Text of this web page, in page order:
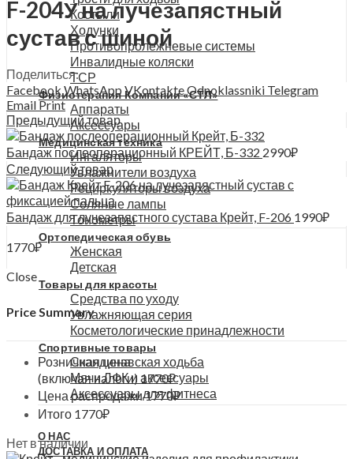
Костыли
Ходунки
Противопролежневые системы
Инвалидные коляски
ТСР
Физиотерапия Компании «СТЛ»
Аппараты
Аксессуары
Медицинская техника
Ингаляторы
Увлажнители воздуха
Рециркуляторы воздуха
Соляные лампы
Тонометры
Ортопедическая обувь
Женская
Детская
Товары для красоты
Средства по уходу
Увлажняющая серия
Косметологические принадлежности
Спортивные товары
Скандинавская ходьба
Мячи ЛФК и аксессуары
Аксессуары для фитнеса
О НАС
ДОСТАВКА И ОПЛАТА
F-204У на лучезапястный
сустав с шиной
Поделиться:
Facebook WhatsApp VKontakteOdnoklassniki Telegram
EmailPrint
Предыдущий товар
Бандаж послеоперационный КРЕЙТ, Б-332 2990₽
Следующий товар
Бандаж для лучезапястного сустава Крейт, F-206 1990₽
1770₽
Close
Price Summary
Розничная цена
(включая налоги) 1770₽
Цена распродажи 1770₽
Итого 1770₽
Нет в наличии